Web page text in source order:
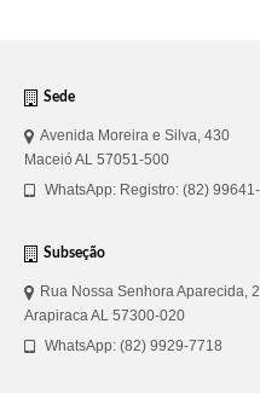
Sede
Avenida Moreira e Silva, 430
Maceió AL 57051-500
WhatsApp: Registro: (82)
Subseção
Rua Nossa Senhora Aparecida,
Arapiraca AL 57300-020
WhatsApp: (82) 9929-7718